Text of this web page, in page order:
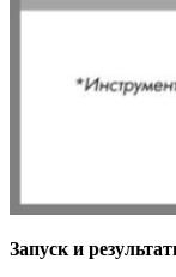
Запуск и